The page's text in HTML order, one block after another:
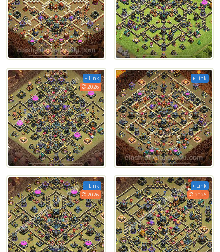
+ Link
2026
+ Link
+ Link
2026
+ Link
2026